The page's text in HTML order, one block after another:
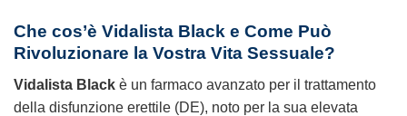
Che cos’è Vidalista Black e Come Può
Rivoluzionare la Vostra Vita Sessuale?
Vidalista Black è un farmaco avanzato per il trattamento
della disfunzione erettile (DE), noto per la sua elevata